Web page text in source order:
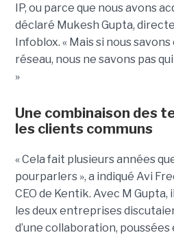
IP, ou parce que nous avons
déclaré Mukesh Gupta,
Infoblox. « Mais si nous
réseau, nous ne savons pas
»
Une combinaison des
les clients communs
« Cela fait plusieurs années
pourparlers », a indiqué Avi
CEO de Kentik. Avec M
les deux entreprises
d’une collaboration,